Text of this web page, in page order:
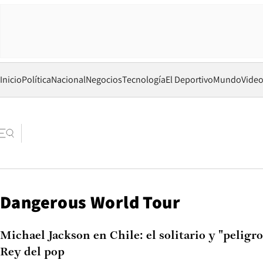
InicioPolíticaNacionalNegociosTecnologíaEl DeportivoMundo
Dangerous World Tour
Michael Jackson en Chile: el solitario y
Rey del pop